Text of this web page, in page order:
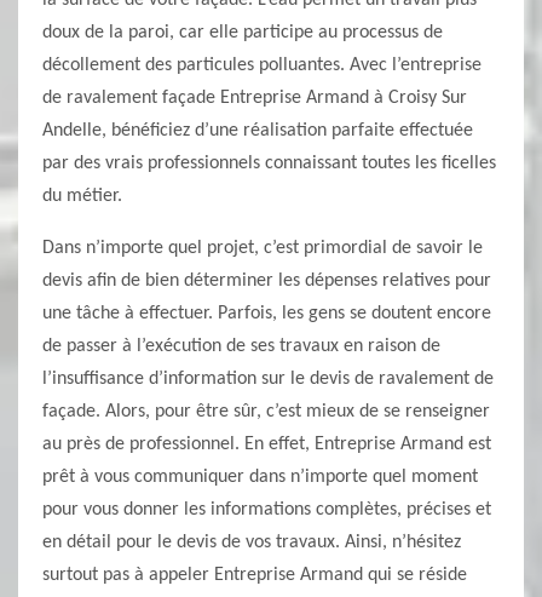
doux de la paroi, car elle participe au processus de
décollement des particules polluantes. Avec l’entreprise
de ravalement façade Entreprise Armand à Croisy Sur
Andelle, bénéficiez d’une réalisation parfaite effectuée
par des vrais professionnels connaissant toutes les ficelles
du métier.
Dans n’importe quel projet, c’est primordial de savoir le
devis afin de bien déterminer les dépenses relatives pour
une tâche à effectuer. Parfois, les gens se doutent encore
de passer à l’exécution de ses travaux en raison de
l’insuffisance d’information sur le devis de ravalement de
façade. Alors, pour être sûr, c’est mieux de se renseigner
au près de professionnel. En effet, Entreprise Armand est
prêt à vous communiquer dans n’importe quel moment
pour vous donner les informations complètes, précises et
en détail pour le devis de vos travaux. Ainsi, n’hésitez
surtout pas à appeler Entreprise Armand qui se réside